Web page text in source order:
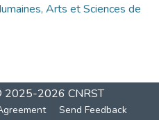
Arts et Sciences de
2025-2026 CNRST
Send Feedback